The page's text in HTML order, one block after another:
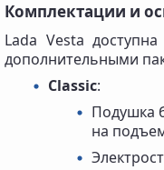
Комплектации и
Lada Vesta
дополнительными
Classic:
Подушка
на